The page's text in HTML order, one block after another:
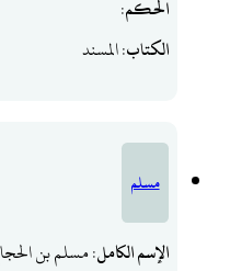
الحكم:
الكتاب: المسند
مسلم
الإسم الكامل: مسلم بن